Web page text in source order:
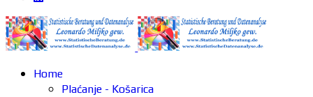
Home
Plaćanje - Košarica